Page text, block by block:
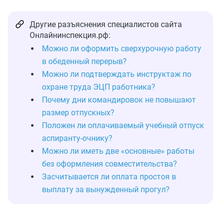
Другие разъяснения специалистов сайта
Онлайнинспекция.рф:
Можно ли оформить сверхурочную работу
в обеденный перерыв?
Можно ли подтверждать инструктаж по
охране труда ЭЦП работника?
Почему дни командировок не повышают
размер отпускных?
Положен ли оплачиваемый учебный отпуск
аспиранту‑очнику?
Можно ли иметь две «основные» работы
без оформления совместительства?
Засчитывается ли оплата простоя в
выплату за вынужденный прогул?